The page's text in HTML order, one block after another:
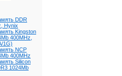
DDR
Hynix
Kingston
400MHz,
1G)
NCP
400MHz
Silicon
1024Mb